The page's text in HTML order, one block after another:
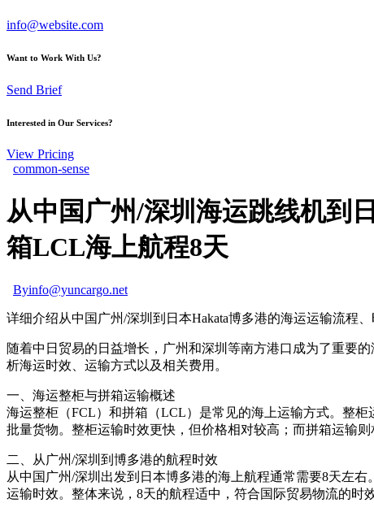
info@website.com
Want to Work With Us?
Send Brief
Interested in Our Services?
View Pricing
common-sense
从中国广州/深圳海运跳线机到
箱LCL海上航程8天
Byinfo@yuncargo.net
详细介绍从中国广州/深圳到日本Hakata博多港的海运运输流程
随着中日贸易的日益增长，广州和深圳等南方港口成为了重要
析海运时效、运输方式以及相关费用。
一、海运整柜与拼箱运输概述
海运整柜（FCL）和拼箱（LCL）是常见的海上运输方式。整
批量货物。整柜运输时效更快，但价格相对较高；而拼箱运输则
二、从广州/深圳到博多港的航程时效
从中国广州/深圳出发到日本博多港的海上航程通常需要8天左
运输时效。整体来说，8天的航程适中，符合国际贸易物流的时效